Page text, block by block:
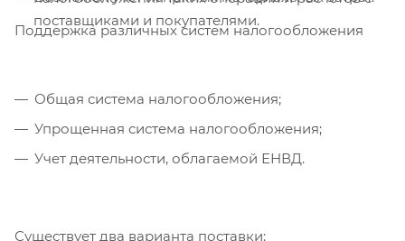
поставщиками и покупателями.
Поддержка различных систем налогообложения
Общая система налогообложения;
Упрощенная система налогообложения;
Учет деятельности, облагаемой ЕНВД.
Существует два варианта поставки: